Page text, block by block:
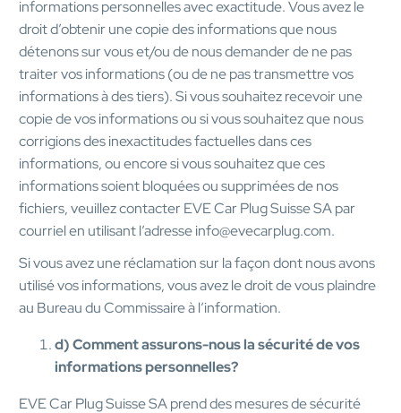
informations personnelles avec exactitude. Vous avez le
droit d’obtenir une copie des informations que nous
détenons sur vous et/ou de nous demander de ne pas
traiter vos informations (ou de ne pas transmettre vos
informations à des tiers). Si vous souhaitez recevoir une
copie de vos informations ou si vous souhaitez que nous
corrigions des inexactitudes factuelles dans ces
informations, ou encore si vous souhaitez que ces
informations soient bloquées ou supprimées de nos
fichiers, veuillez contacter EVE Car Plug Suisse SA par
courriel en utilisant l’adresse info@evecarplug.com.
Si vous avez une réclamation sur la façon dont nous avons
utilisé vos informations, vous avez le droit de vous plaindre
au Bureau du Commissaire à l’information.
d) Comment assurons-nous la sécurité de vos
informations personnelles?
EVE Car Plug Suisse SA prend des mesures de sécurité